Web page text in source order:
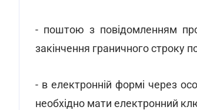
- поштою з повідомленням
закінчення граничного строку
- в електронній формі через
необхідно мати електронний